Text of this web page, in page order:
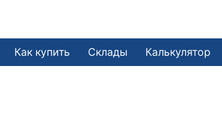
Как купить Склады Калькулятор